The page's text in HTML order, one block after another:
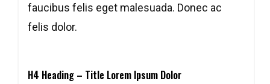
faucibus felis eget malesuada. Donec ac
felis dolor.
H4 Heading – Title Lorem Ipsum Dolor